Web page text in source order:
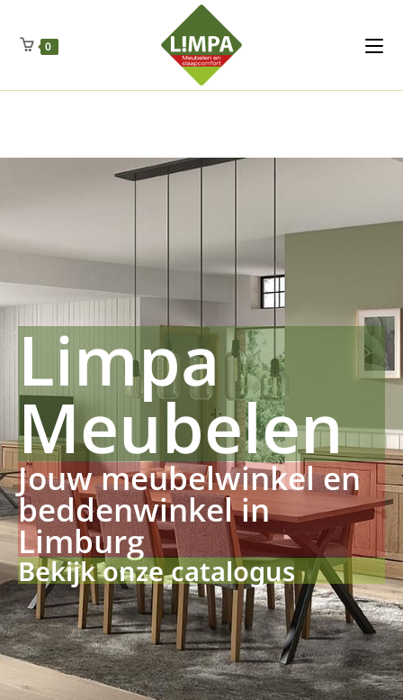
Regenschut
Drueckerpro
Fettsauren Dekemax Kapselmed
Luftkuhlen Zauberfan Netzfenste Insektensc
0
Limpa
Meubelen
Jouw meubelwinkel en
beddenwinkel in
Limburg
Bekijk onze catalogus